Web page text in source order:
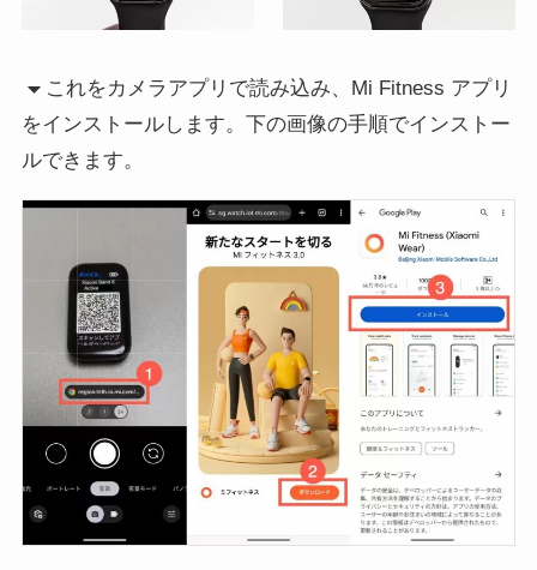
これをカメラアプリで読み込み、Mi Fitness アプリ
をインストールします。下の画像の手順でインストー
ルできます。